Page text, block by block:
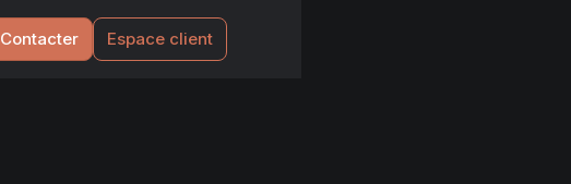
Contacter Espace client